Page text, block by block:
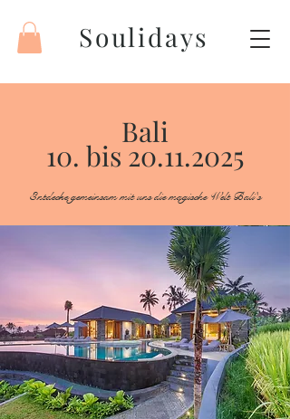
Soulidays
Bali
10. bis 20.11.2025
Entdecke gemeinsam mit uns die magische Welt Bali's